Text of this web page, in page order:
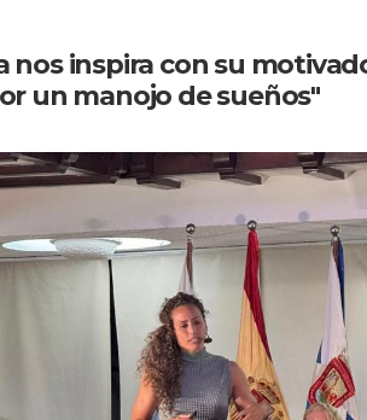
nos inspira con su
un manojo de sueños"